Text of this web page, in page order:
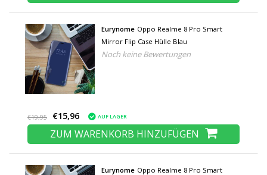
Eurynome Oppo Realme 8 Pro Smart
Mirror Flip Case Hülle Blau
Noch keine Bewertungen
€19,95 €15,96 AUF LAGER
ZUM WARENKORB HINZUFÜGEN
Eurynome Oppo Realme 8 Pro Smart